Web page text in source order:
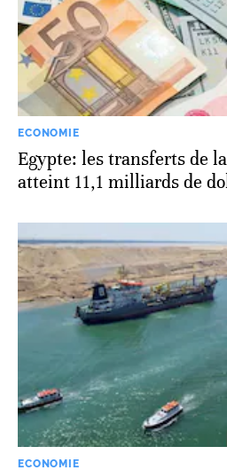
ECONOMIE
Egypte: les transferts de
atteint 11,1 milliards de
ECONOMIE